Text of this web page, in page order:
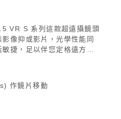
VR S 系列這款超遠攝鏡頭
像抑或影片，光學性能同
捷，足以伴您定格遠方任
作鏡片移動